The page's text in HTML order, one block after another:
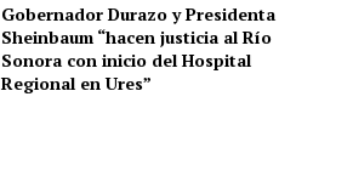
Gobernador Durazo y Presidenta
Sheinbaum “hacen justicia al Río
Sonora con inicio del Hospital
Regional en Ures”